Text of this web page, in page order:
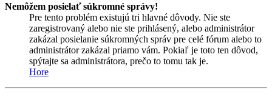
Nemôžem posielať súkromné správy!
Pre tento problém existujú tri hlavné dôvody. Nie ste
zaregistrovaný alebo nie ste prihlásený, alebo administrátor
zakázal posielanie súkromných správ pre celé fórum alebo to
administrátor zakázal priamo vám. Pokiaľ je toto ten dôvod,
spýtajte sa administrátora, prečo to tomu tak je.
Hore